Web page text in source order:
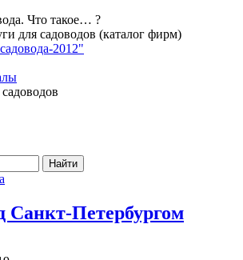
Что такое… ?
для садоводов (каталог фирм)
2012"
Найти
Санкт-Петербургом